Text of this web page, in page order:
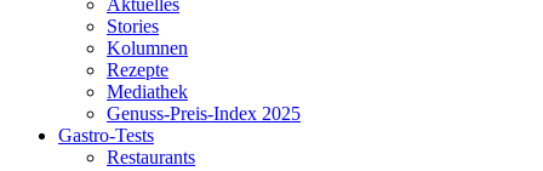
Stories
Kolumnen
Rezepte
Mediathek
Genuss-Preis-Index 2025
Gastro-Tests
Restaurants